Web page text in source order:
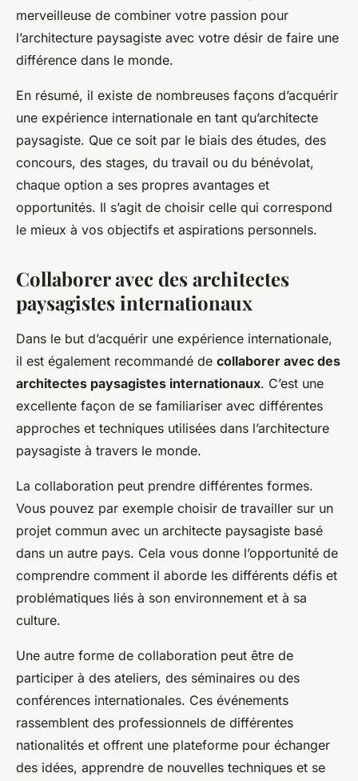
merveilleuse de combiner votre passion pour
l’architecture paysagiste avec votre désir de faire une
différence dans le monde.
En résumé, il existe de nombreuses façons d’acquérir
une expérience internationale en tant qu’architecte
paysagiste. Que ce soit par le biais des études, des
concours, des stages, du travail ou du bénévolat,
chaque option a ses propres avantages et
opportunités. Il s’agit de choisir celle qui correspond
le mieux à vos objectifs et aspirations personnels.
Collaborer avec des architectes
paysagistes internationaux
Dans le but d’acquérir une expérience internationale,
il est également recommandé de collaborer avec des
architectes paysagistes internationaux. C’est une
excellente façon de se familiariser avec différentes
approches et techniques utilisées dans l’architecture
paysagiste à travers le monde.
La collaboration peut prendre différentes formes.
Vous pouvez par exemple choisir de travailler sur un
projet commun avec un architecte paysagiste basé
dans un autre pays. Cela vous donne l’opportunité de
comprendre comment il aborde les différents défis et
problématiques liés à son environnement et à sa
culture.
Une autre forme de collaboration peut être de
participer à des ateliers, des séminaires ou des
conférences internationales. Ces événements
rassemblent des professionnels de différentes
nationalités et offrent une plateforme pour échanger
des idées, apprendre de nouvelles techniques et se